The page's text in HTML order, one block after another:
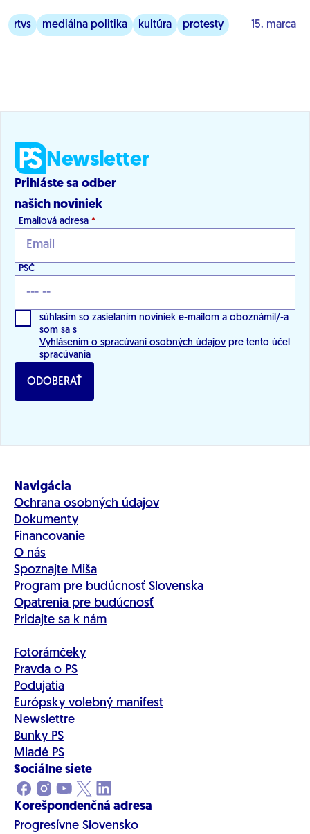
rtvs mediálna politika kultúra protesty 15. marca
Newsletter
Prihláste sa odber
našich noviniek
Emailová adresa *
PSČ
súhlasím so zasielaním noviniek e-mailom a oboznámil/-a
som sa s
Vyhlásením o spracúvaní osobných údajov pre tento účel
spracúvania
ODOBERAŤ
Navigácia
Ochrana osobných údajov
Dokumenty
Financovanie
O nás
Spoznajte Miša
Program pre budúcnosť Slovenska
Opatrenia pre budúcnosť
Pridajte sa k nám
Fotorámčeky
Pravda o PS
Podujatia
Európsky volebný manifest
Newslettre
Bunky PS
Mladé PS
Sociálne siete
Korešpondenčná adresa
Progresívne Slovensko